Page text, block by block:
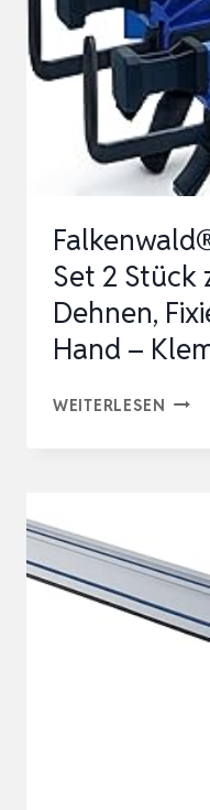
Set 2 Stück
Dehnen,
Hand –
WEITERLESEN
ZUM